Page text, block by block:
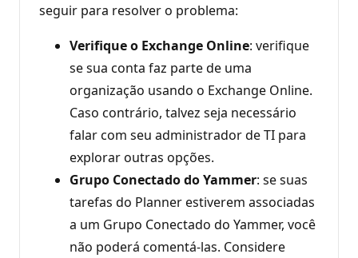
seguir para resolver o problema:
Verifique o Exchange Online: verifique
se sua conta faz parte de uma
organização usando o Exchange Online.
Caso contrário, talvez seja necessário
falar com seu administrador de TI para
explorar outras opções.
Grupo Conectado do Yammer: se suas
tarefas do Planner estiverem associadas
a um Grupo Conectado do Yammer, você
não poderá comentá-las. Considere